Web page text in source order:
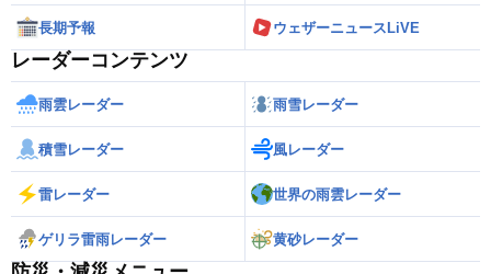
長期予報 ウェザーニュースLiVE
レーダーコンテンツ
雨雲レーダー 雨雪レーダー
積雪レーダー 風レーダー
雷レーダー 世界の雨雲レーダー
ゲリラ雷雨レーダー 黄砂レーダー